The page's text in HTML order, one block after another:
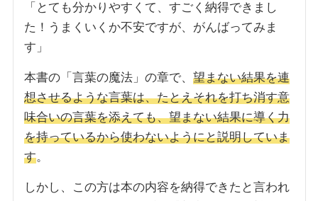
「とても分かりやすくて、すごく納得できまし
た！うまくいくか不安ですが、がんばってみま
す」
本書の「言葉の魔法」の章で、 望まない結果を連
想させるような言葉は、たとえそれを打ち消す意
味合いの言葉を添えても、望まない結果に導く力
を持っているから使わないようにと説明していま
す。
しかし、この方は本の内容を納得できたと言われ